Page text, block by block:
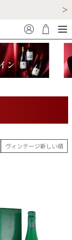
RP100
点
ヴィンテージ新しい順